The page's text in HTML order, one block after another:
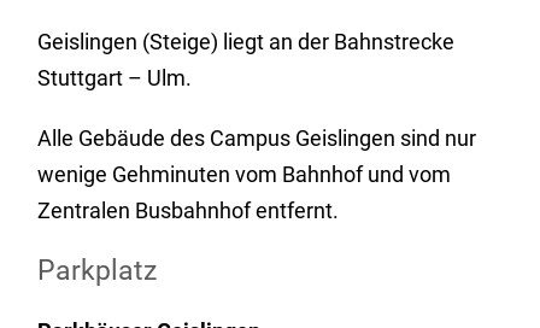
Geislingen (Steige) liegt an der Bahnstrecke
Stuttgart – Ulm.
Alle Gebäude des Campus Geislingen sind nur
wenige Gehminuten vom Bahnhof und vom
Zentralen Busbahnhof entfernt.
Parkplatz